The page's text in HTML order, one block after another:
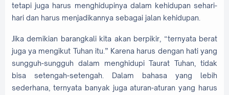
tetapi juga harus menghidupinya dalam kehidupan sehari-
hari dan harus menjadikannya sebagai jalan kehidupan.
Jika demikian barangkali kita akan berpikir, “ternyata berat
juga ya mengikut Tuhan itu.” Karena harus dengan hati yang
sungguh-sungguh dalam menghidupi Taurat Tuhan, tidak
bisa setengah-setengah. Dalam bahasa yang lebih
sederhana, ternyata banyak juga aturan-aturan yang harus